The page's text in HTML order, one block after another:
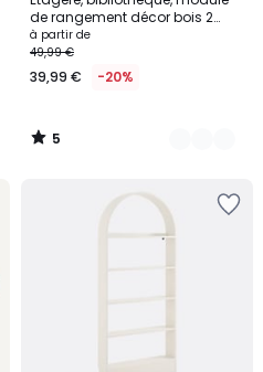
de rangement décor bois 2
étagères KOMPO
à partir de
49,99 €
39,99 € -20%
5
Couleurs
5
/